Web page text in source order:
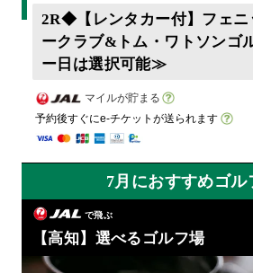
2R◆【レンタカー付】フェニ
ークラブ&トム・ワトソンゴ
ー日は選択可能≫
マイルが貯まる
予約後すぐにe-チケットが送られます
7月におすすめゴル
で飛ぶ
【高知】選べるゴルフ場